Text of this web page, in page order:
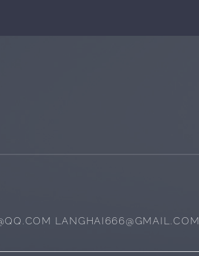
LANGHAI666@GMAIL.COM